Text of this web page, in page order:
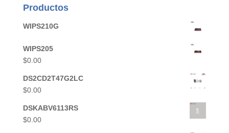
Productos
WIPS210G
WIPS205
$0.00
DS2CD2T47G2LC
$0.00
DSKABV6113RS
$0.00